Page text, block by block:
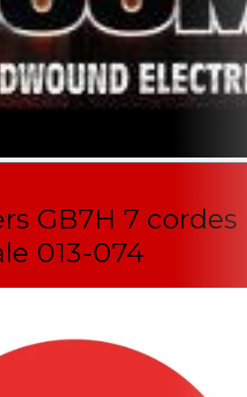
GB7H 7 cordes
013-074